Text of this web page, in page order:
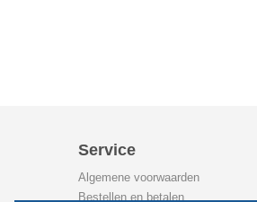
Service
Algemene voorwaarden
Bestellen en betalen